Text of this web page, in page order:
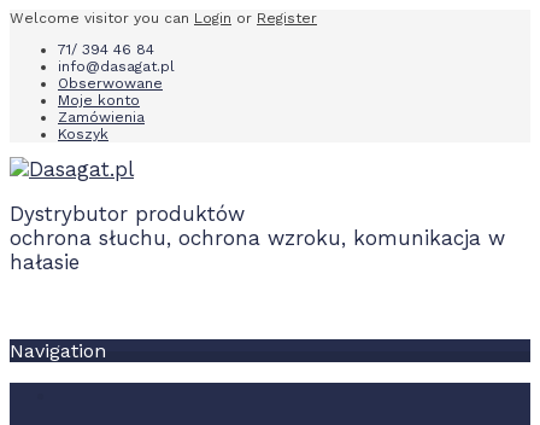
Welcome visitor you can Login or Register
71/ 394 46 84
info@dasagat.pl
Obserwowane
Moje konto
Zamówienia
Koszyk
Dystrybutor produktów
ochrona słuchu, ochrona wzroku, komunikacja w
hałasie
Navigation